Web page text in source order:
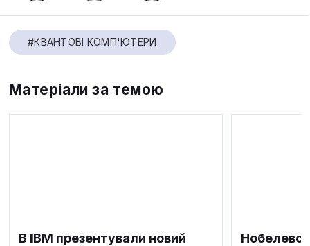
#КВАНТОВІ КОМП'ЮТЕРИ
Матеріали за темою
В IBM презентували новий